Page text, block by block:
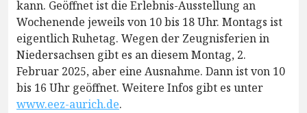
kann. Geöffnet ist die Erlebnis-Ausstellung an
Wochenende jeweils von 10 bis 18 Uhr. Montags ist
eigentlich Ruhetag. Wegen der Zeugnisferien in
Niedersachsen gibt es an diesem Montag, 2.
Februar 2025, aber eine Ausnahme. Dann ist von 10
bis 16 Uhr geöffnet. Weitere Infos gibt es unter
www.eez-aurich.de.